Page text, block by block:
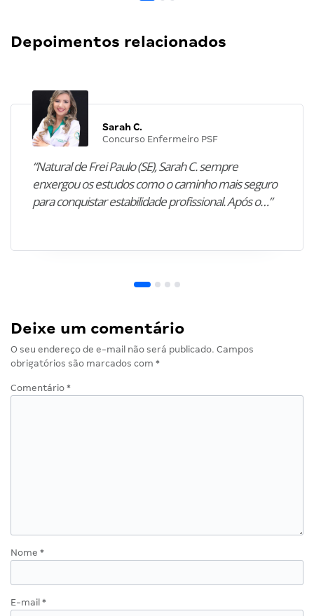
Depoimentos relacionados
Sarah C.
Concurso Enfermeiro PSF
“Natural de Frei Paulo (SE), Sarah C. sempre
enxergou os estudos como o caminho mais seguro
para conquistar estabilidade profissional. Após o…”
Deixe um comentário
O seu endereço de e-mail não será publicado. Campos
obrigatórios são marcados com *
Comentário *
Nome *
E-mail *